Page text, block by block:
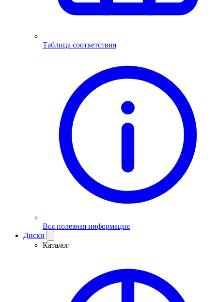
Таблица соответствия
Вся полезная информация
Диски
Каталог